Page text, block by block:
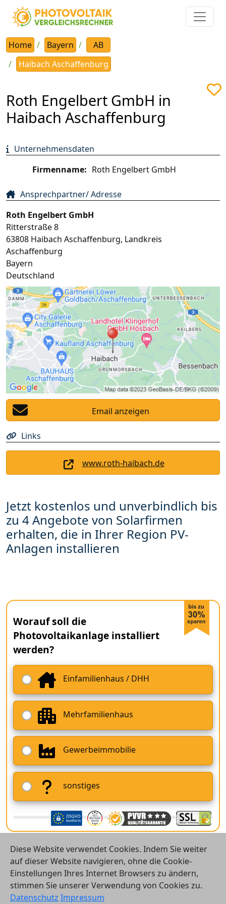
Home Bayern
AB
Haibach Aschaffenburg
Roth Engelbert GmbH in
Haibach Aschaffenburg
Unternehmensdaten
Firmenname: Roth Engelbert GmbH
Ansprechpartner/ Adresse
Roth Engelbert GmbH
Ritterstraße 8
63808 Haibach Aschaffenburg, Landkreis
Aschaffenburg
Bayern
Deutschland
Email anzeigen
Links
www.roth-haibach.de
Jetzt kostenlos und unverbindlich bis
zu 4 Angebote von Solarfirmen
erhalten, die in Ihrer Region PV-
Anlagen installieren
Worauf soll die
Photovoltaikanlage installiert
werden?
Einfamilienhaus / DHH
Mehrfamilienhaus
Gewerbeimmobilie
sonstiges
© 2026 Vergleichsrechner24 GmbH
Diese Website verwendet Cookies. Indem Sie weiter
auf dieser Website navigieren, ohne die Cookie-
Einstellungen Ihres Internet Browsers zu ändern,
stimmen Sie unserer Verwendung von Cookies zu.
Datenschutz Impressum